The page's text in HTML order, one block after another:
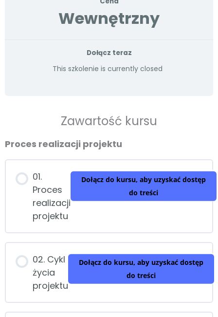
Wewnętrzny
Dołącz teraz
This szkolenie is currently closed
Zawartość kursu
Proces realizacji projektu
01.
Proces
realizacji
projektu
Dołącz do kursu, aby uzyskać dostęp
do treści
02. Cykl
życia
projektu
Dołącz do kursu, aby uzyskać dostęp
do treści